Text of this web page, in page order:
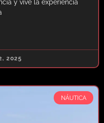
y vive la experiencia
2025
NÁUTICA